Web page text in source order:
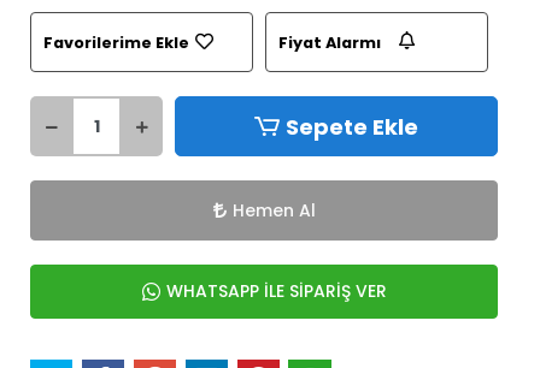
Favorilerime Ekle Fiyat Alarmı
Sepete Ekle
Hemen Al
WHATSAPP İLE SİPARİŞ VER